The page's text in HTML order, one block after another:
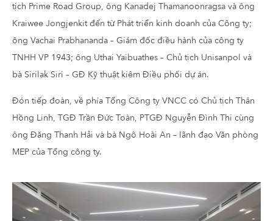
tịch Prime Road Group, ông Kanadej Thamanoonragsa và ông
Kraiwee Jongjenkit đến từ Phát triển kinh doanh của Công ty;
ông Vachai Prabhananda – Giám đốc điều hành của công ty
TNHH VP 1943; ông Uthai Yaibuathes – Chủ tịch Unisanpol và
bà Sirilak Siri – GĐ Kỹ thuật kiêm Điều phối dự án.
Đón tiếp đoàn, về phía Tổng Công ty VNCC có Chủ tịch Thân
Hồng Linh, TGĐ Trần Đức Toàn, PTGĐ Nguyễn Đình Thi cùng
ông Đặng Thanh Hải và bà Ngô Hoài An – lãnh đạo Văn phòng
MEP của Tổng công ty.